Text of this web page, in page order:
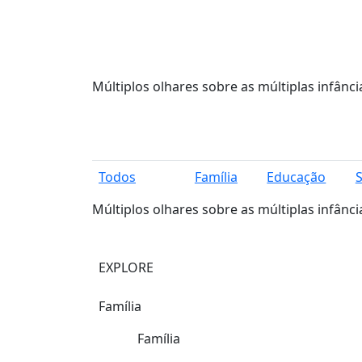
Múltiplos olhares sobre as múltiplas
Todos Família Educação
Múltiplos olhares sobre as múltiplas
EXPLORE
Família
Família